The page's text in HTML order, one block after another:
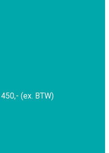
(ex. BTW)